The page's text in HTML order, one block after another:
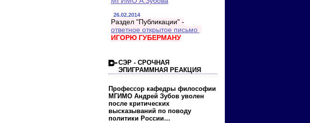
26.02.2014
Раздел "Публикации" -
ответное открытое письмо
ИГОРЮ ГУБЕРМАНУ
СЭР - СРОЧНАЯ
ЭПИГРАММНАЯ РЕАКЦИЯ
Профессор кафедры философии
МГИМО Андрей Зубов уволен
после критических
высказываний по поводу
политики России…